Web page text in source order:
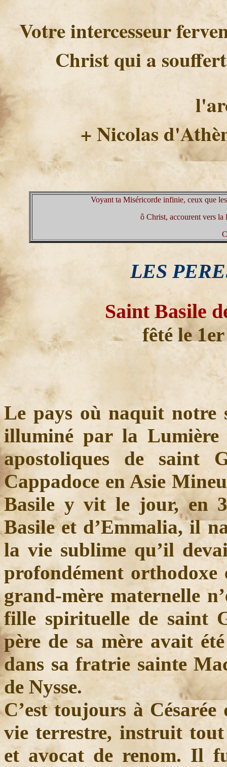
Votre intercesseur
Christ qui a
+ Nicolas
Voyant ta Miséricorde infinie, ceux que
ô Christ, accourent vers la
LES
Saint Basile
fêté le
Le pays où naquit notre
illuminé par la
apostoliques de saint
Cappadoce en Asie
Basile y vit le jour, en
Basile et d’Emmalia, il
la vie sublime qu’il
profondément orthodoxe
grand-mère maternelle
fille spirituelle de saint
père de sa mère avait
dans sa fratrie sainte
de Nysse.
C’est toujours à
vie terrestre, instruit
et avocat de renom. Il